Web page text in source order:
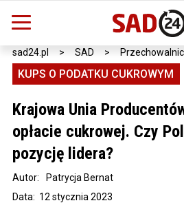
sad24.pl > SAD >
KUPS O PODATKU CUKROWYM
Krajowa Unia
opłacie cukrowej. Czy
pozycję lidera?
Data: 12 stycznia 2023
Autor: Patrycja Bernat